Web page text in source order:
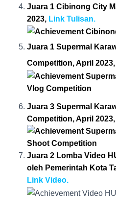
Juara 1 Cibinong City
2023, Link Tulisan.
Juara 1 Supermal
Competition, April 2023,
Juara 3 Supermal
Competition, April 2023,
Juara 2 Lomba Video
oleh Pemerintah Kota
Link Video.